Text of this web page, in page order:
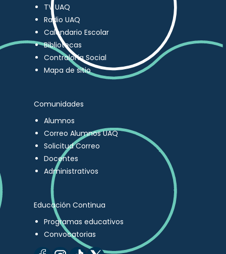
TV UAQ
Radio UAQ
Calendario Escolar
Bibliotecas
Contraloría Social
Mapa de sitio
Comunidades
Alumnos
Correo Alumnos UAQ
Solicitud Correo
Docentes
Administrativos
Educación Continua
Programas educativos
Convocatorias